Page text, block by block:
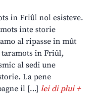
in Friûl nol esisteve.
inte storie
al ripasse in mût
in Friûl,
al sedi une
La pene
il […]lei di plui +